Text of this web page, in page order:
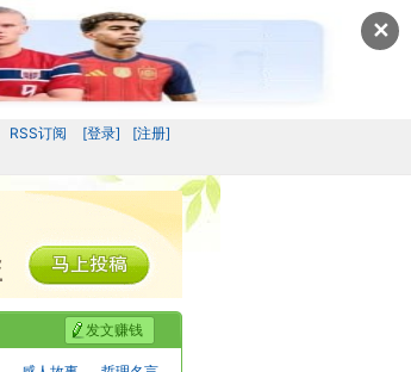
✕
RSS订阅 [登录] [注册]
发文赚钱